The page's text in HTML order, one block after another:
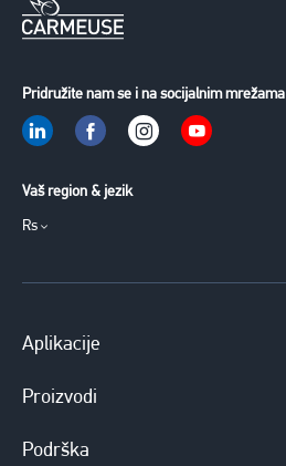
Pridružite nam se i na socijalnim mrežama
Vaš region & jezik
Rs
Aplikacije
Proizvodi
Podrška